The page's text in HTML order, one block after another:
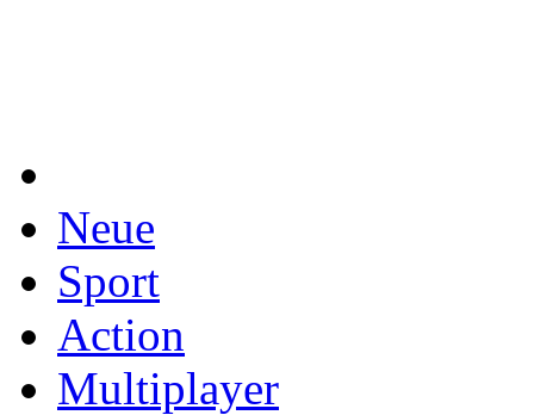
Neue
Sport
Action
Multiplayer